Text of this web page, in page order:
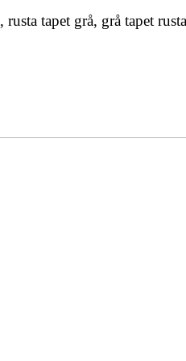
tapet grå, grå tapet rusta